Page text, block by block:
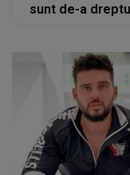
sunt de-a